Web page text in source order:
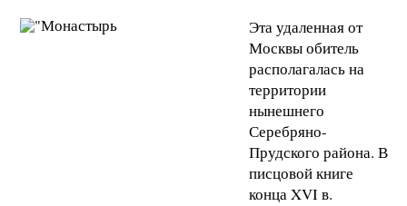
Эта удаленная от
Москвы обитель
располагалась на
территории
нынешнего
Серебряно-
Прудского района. В
писцовой книге
конца XVI в.